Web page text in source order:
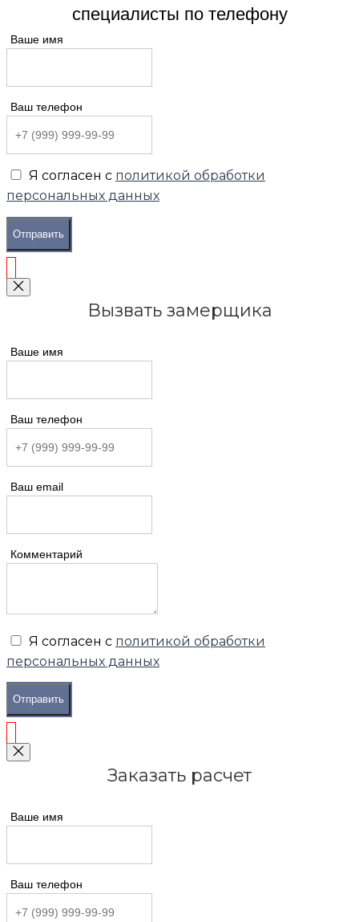
специалисты по телефону
Ваше имя
Ваш телефон
Я согласен с политикой обработки
персональных данных
Отправить
Вызвать замерщика
Ваше имя
Ваш телефон
Ваш email
Комментарий
Я согласен с политикой обработки
персональных данных
Отправить
Заказать расчет
Ваше имя
Ваш телефон